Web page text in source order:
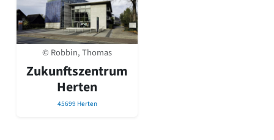
David Chipperfield
Harald Deilmann
Gottfried Böhm
Schneider von Esleben
Peter Behrens
Auszeichnung vorbildlicher Bauten NRW 2020
Big Beautiful Buildings (Großbauten der Nachkriegszeit)
© Robbin, Thomas
Zukunftszentrum
Herten
45699 Herten